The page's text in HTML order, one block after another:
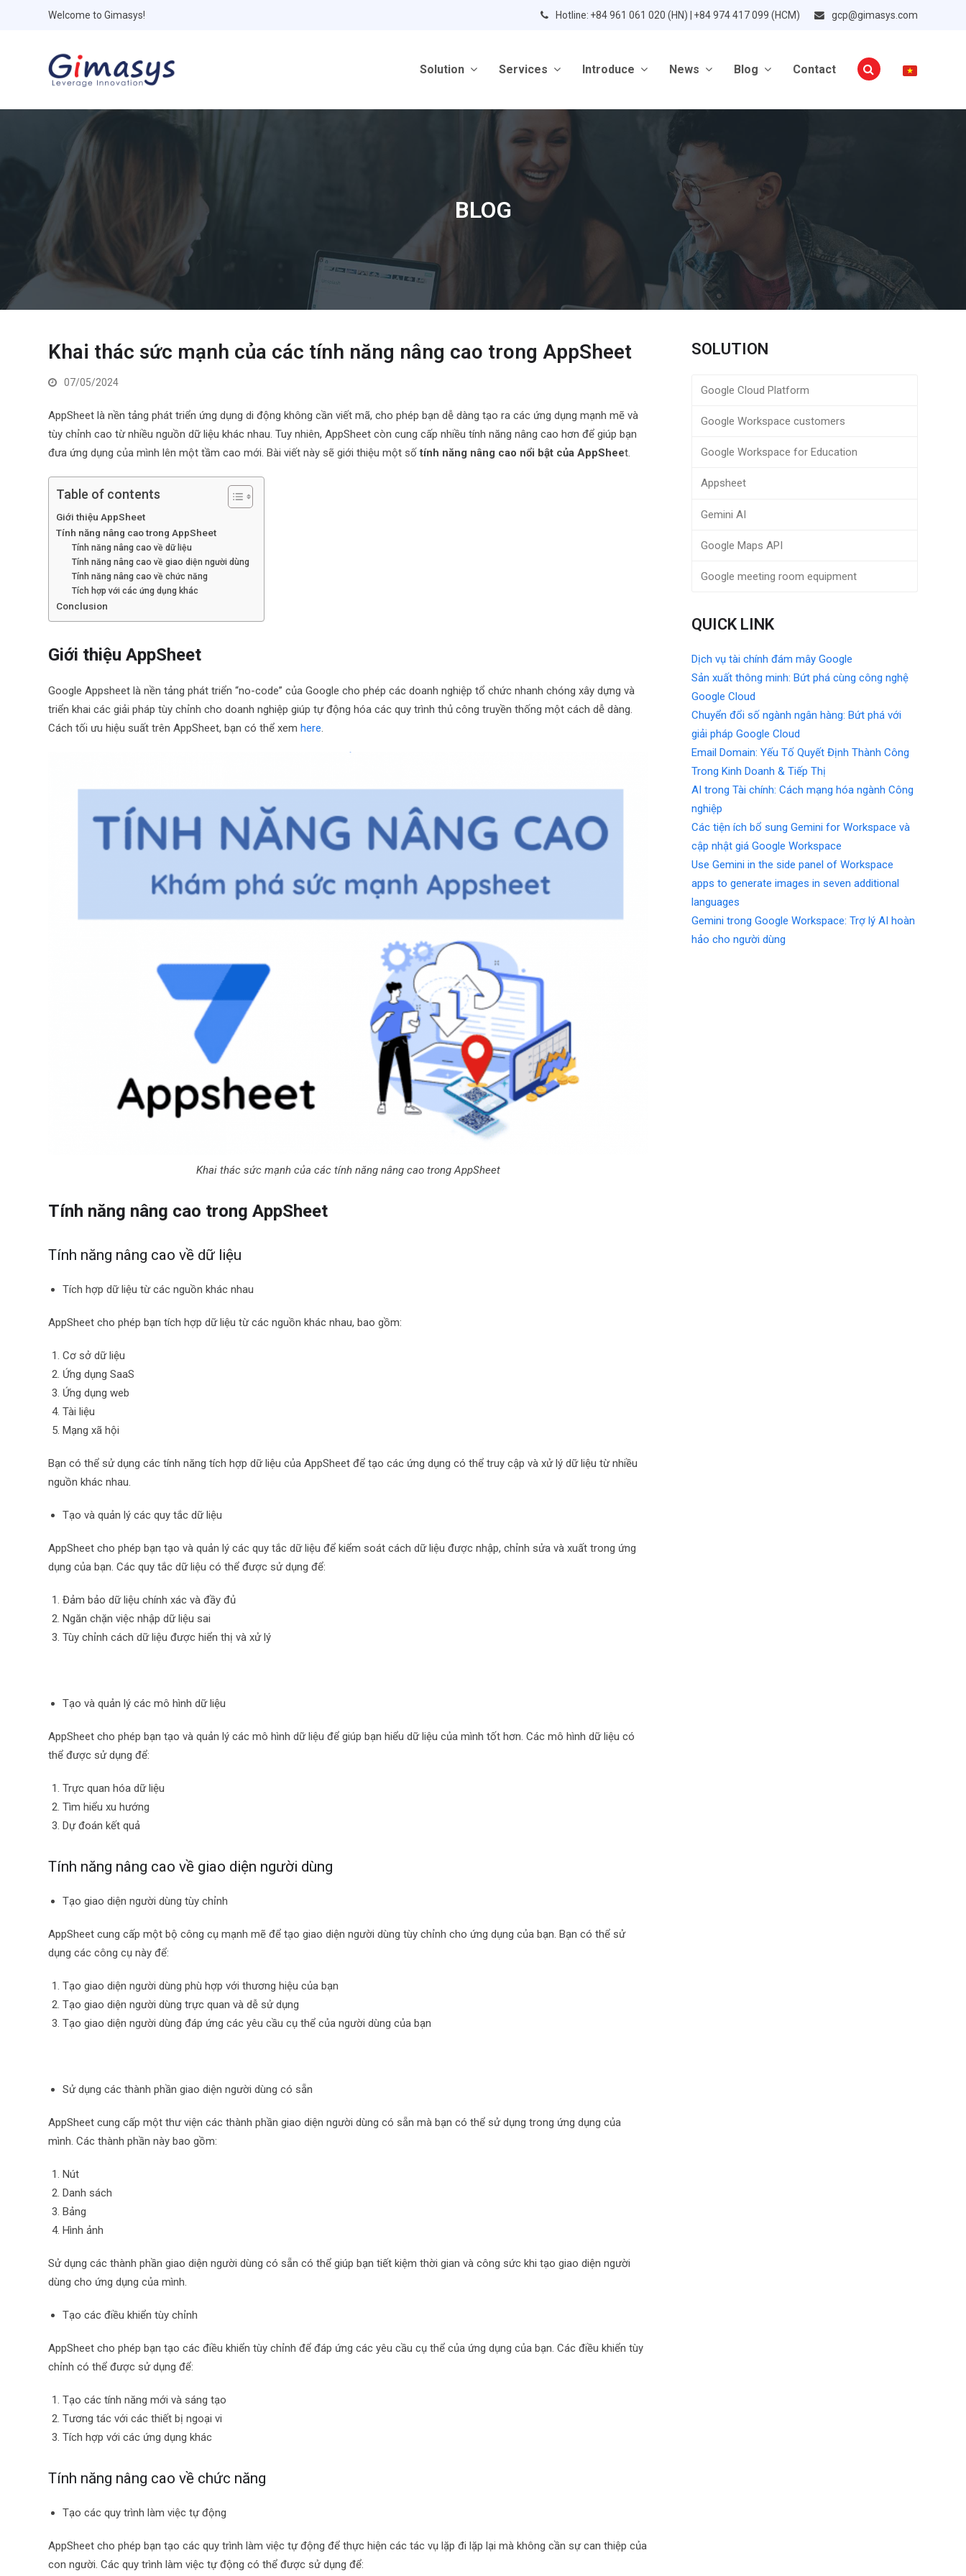
Welcome to Gimasys! Hotline: +84 961 061 020 (HN) | +84 974 417 099 (HCM) gcp@gimasys.com
Solution Services Introduce News Blog Contact
BLOG
Khai thác sức mạnh của các tính năng nâng cao trong AppSheet
07/05/2024
AppSheet là nền tảng phát triển ứng dụng di động không cần viết mã, cho phép bạn dễ dàng tạo ra các ứng dụng mạnh mẽ và
tùy chỉnh cao từ nhiều nguồn dữ liệu khác nhau. Tuy nhiên, AppSheet còn cung cấp nhiều tính năng nâng cao hơn để giúp bạn
đưa ứng dụng của mình lên một tầm cao mới. Bài viết này sẽ giới thiệu một sốtính năng nâng cao nổi bật của AppSheet.
Table of contents
Giới thiệu AppSheet
Tính năng nâng cao trong AppSheet
Tính năng nâng cao về dữ liệu
Tính năng nâng cao về giao diện người dùng
Tính năng nâng cao về chức năng
Tích hợp với các ứng dụng khác
Conclusion
Giới thiệu AppSheet
Google Appsheet là nền tảng phát triển “no-code” của Google cho phép các doanh nghiệp tổ chức nhanh chóng xây dựng và
triển khai các giải pháp tùy chỉnh cho doanh nghiệp giúp tự động hóa các quy trình thủ công truyền thống một cách dễ dàng.
Cách tối ưu hiệu suất trên AppSheet, bạn có thể xemhere.
Khai thác sức mạnh của các tính năng nâng cao trong AppSheet
Tính năng nâng cao trong AppSheet
Tính năng nâng cao về dữ liệu
Tích hợp dữ liệu từ các nguồn khác nhau
AppSheet cho phép bạn tích hợp dữ liệu từ các nguồn khác nhau, bao gồm:
Cơ sở dữ liệu
Ứng dụng SaaS
Ứng dụng web
Tài liệu
Mạng xã hội
Bạn có thể sử dụng các tính năng tích hợp dữ liệu của AppSheet để tạo các ứng dụng có thể truy cập và xử lý dữ liệu từ nhiều
nguồn khác nhau.
Tạo và quản lý các quy tắc dữ liệu
AppSheet cho phép bạn tạo và quản lý các quy tắc dữ liệu để kiểm soát cách dữ liệu được nhập, chỉnh sửa và xuất trong ứng
dụng của bạn. Các quy tắc dữ liệu có thể được sử dụng để:
Đảm bảo dữ liệu chính xác và đầy đủ
Ngăn chặn việc nhập dữ liệu sai
Tùy chỉnh cách dữ liệu được hiển thị và xử lý
Tạo và quản lý các mô hình dữ liệu
AppSheet cho phép bạn tạo và quản lý các mô hình dữ liệu để giúp bạn hiểu dữ liệu của mình tốt hơn. Các mô hình dữ liệu có
thể được sử dụng để:
Trực quan hóa dữ liệu
Tìm hiểu xu hướng
Dự đoán kết quả
Tính năng nâng cao về giao diện người dùng
Tạo giao diện người dùng tùy chỉnh
AppSheet cung cấp một bộ công cụ mạnh mẽ để tạo giao diện người dùng tùy chỉnh cho ứng dụng của bạn. Bạn có thể sử
dụng các công cụ này để:
Tạo giao diện người dùng phù hợp với thương hiệu của bạn
Tạo giao diện người dùng trực quan và dễ sử dụng
Tạo giao diện người dùng đáp ứng các yêu cầu cụ thể của người dùng của bạn
Sử dụng các thành phần giao diện người dùng có sẵn
AppSheet cung cấp một thư viện các thành phần giao diện người dùng có sẵn mà bạn có thể sử dụng trong ứng dụng của
mình. Các thành phần này bao gồm:
Nút
Danh sách
Bảng
Hình ảnh
Sử dụng các thành phần giao diện người dùng có sẵn có thể giúp bạn tiết kiệm thời gian và công sức khi tạo giao diện người
dùng cho ứng dụng của mình.
Tạo các điều khiển tùy chỉnh
AppSheet cho phép bạn tạo các điều khiển tùy chỉnh để đáp ứng các yêu cầu cụ thể của ứng dụng của bạn. Các điều khiển tùy
chỉnh có thể được sử dụng để:
Tạo các tính năng mới và sáng tạo
Tương tác với các thiết bị ngoại vi
Tích hợp với các ứng dụng khác
Tính năng nâng cao về chức năng
Tạo các quy trình làm việc tự động
AppSheet cho phép bạn tạo các quy trình làm việc tự động để thực hiện các tác vụ lặp đi lặp lại mà không cần sự can thiệp của
con người. Các quy trình làm việc tự động có thể được sử dụng để:
SOLUTION
Google Cloud Platform
Google Workspace customers
Google Workspace for Education
Appsheet
Gemini AI
Google Maps API
Google meeting room equipment
QUICK LINK
Dịch vụ tài chính đám mây Google
Sản xuất thông minh: Bứt phá cùng công nghệ
Google Cloud
Chuyển đổi số ngành ngân hàng: Bứt phá với
giải pháp Google Cloud
Email Domain: Yếu Tố Quyết Định Thành Công
Trong Kinh Doanh & Tiếp Thị
AI trong Tài chính: Cách mạng hóa ngành Công
nghiệp
Các tiện ích bổ sung Gemini for Workspace và
cập nhật giá Google Workspace
Use Gemini in the side panel of Workspace
apps to generate images in seven additional
languages
Gemini trong Google Workspace: Trợ lý AI hoàn
hảo cho người dùng